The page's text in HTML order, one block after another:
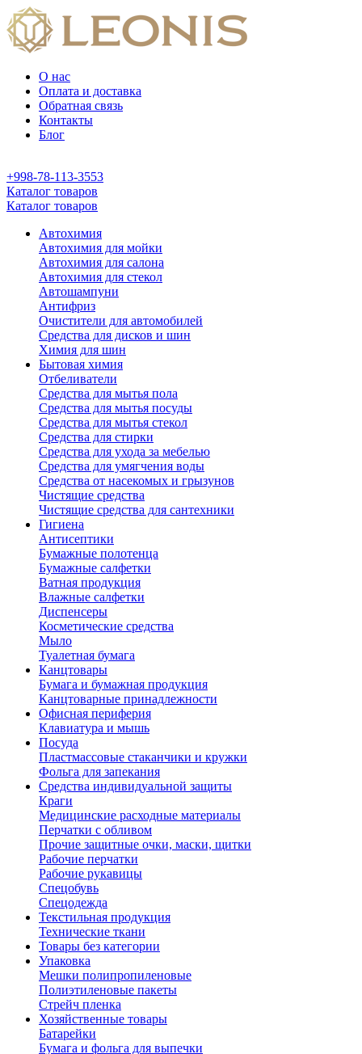
О нас
Оплата и доставка
Обратная связь
Контакты
Блог
+998-78-113-3553
Каталог товаров
Каталог товаров
Автохимия
Автохимия для мойки
Автохимия для салона
Автохимия для стекол
Автошампуни
Антифриз
Очистители для автомобилей
Средства для дисков и шин
Химия для шин
Бытовая химия
Отбеливатели
Средства для мытья пола
Средства для мытья посуды
Средства для мытья стекол
Средства для стирки
Средства для ухода за мебелью
Средства для умягчения воды
Средства от насекомых и грызунов
Чистящие средства
Чистящие средства для сантехники
Гигиена
Антисептики
Бумажные полотенца
Бумажные салфетки
Ватная продукция
Влажные салфетки
Диспенсеры
Косметические средства
Мыло
Туалетная бумага
Канцтовары
Бумага и бумажная продукция
Канцтоварные принадлежности
Офисная периферия
Клавиатура и мышь
Посуда
Пластмассовые стаканчики и кружки
Фольга для запекания
Средства индивидуальной защиты
Краги
Медицинские расходные материалы
Перчатки с обливом
Прочие защитные очки, маски, щитки
Рабочие перчатки
Рабочие рукавицы
Спецобувь
Спецодежда
Текстильная продукция
Технические ткани
Товары без категории
Упаковка
Мешки полипропиленовые
Полиэтиленовые пакеты
Стрейч пленка
Хозяйственные товары
Батарейки
Бумага и фольга для выпечки